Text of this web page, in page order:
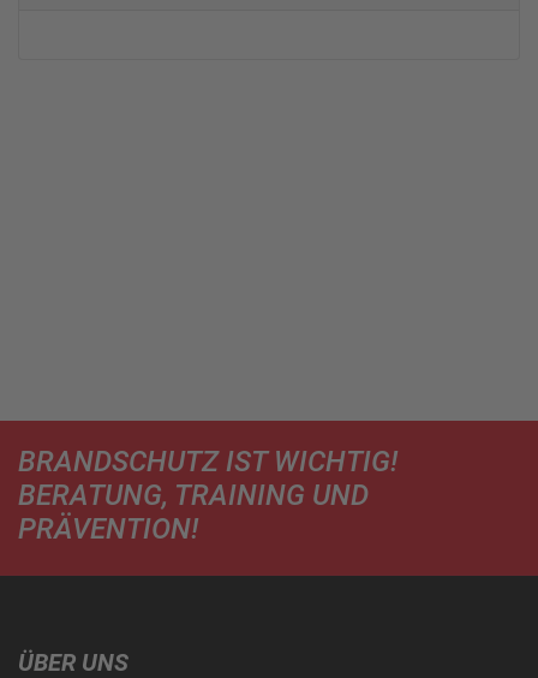
BRANDSCHUTZ IST WICHTIG!
BERATUNG, TRAINING UND
PRÄVENTION!
ÜBER UNS